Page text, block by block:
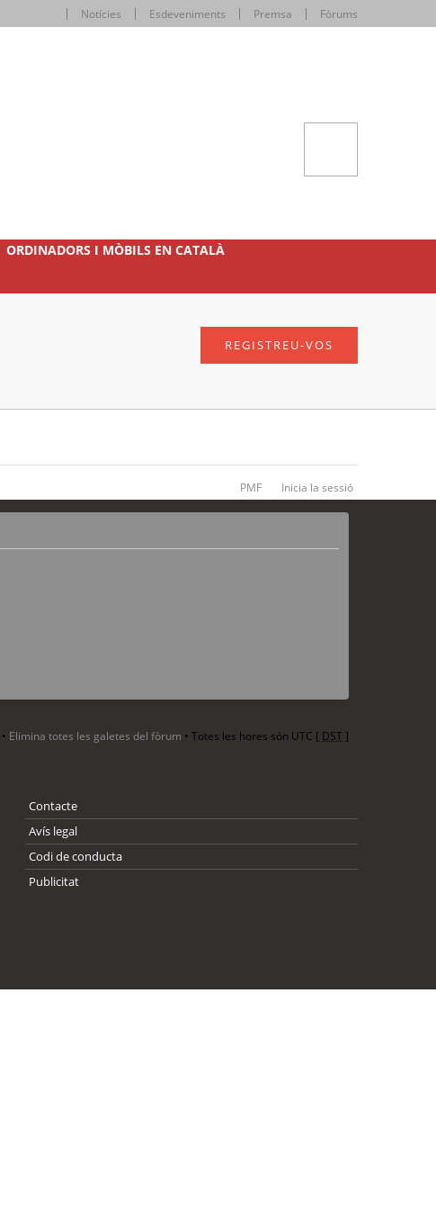
Notícies Esdeveniments Premsa Fòrums
ORDINADORS I MÒBILS EN CATALÀ
REGISTREU-VOS
PMF Inicia la sessió
• Elimina totes les galetes del fòrum • Totes les hores són UTC [ DST]
Contacte
Avís legal
Codi de conducta
Publicitat